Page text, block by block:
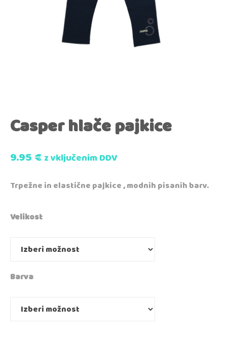
Casper hlače pajkice
9.95€z vključenim DDV
Trpežne in elastične pajkice , modnih pisanih barv.
Velikost
Barva